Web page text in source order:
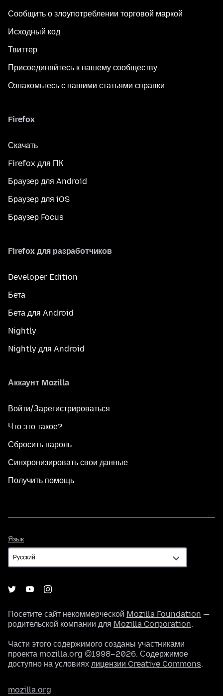
Сообщить о злоупотреблении торговой маркой
Исходный код
Твиттер
Присоединяйтесь к нашему сообществу
Ознакомьтесь с нашими статьями справки
Firefox
Скачать
Firefox для ПК
Браузер для Android
Браузер для iOS
Браузер Focus
Firefox для разработчиков
Developer Edition
Бета
Бета для Android
Nightly
Nightly для Android
Аккаунт Mozilla
Войти/Зарегистрироваться
Что это такое?
Сбросить пароль
Синхронизировать свои данные
Получить помощь
Язык
Посетите сайт некоммерческой Mozilla Foundation —
родительской компании для Mozilla Corporation.
Части этого содержимого созданы участниками
проекта mozilla.org ©1998–2026. Содержимое
доступно на условиях лицензии Creative Commons.
mozilla.org